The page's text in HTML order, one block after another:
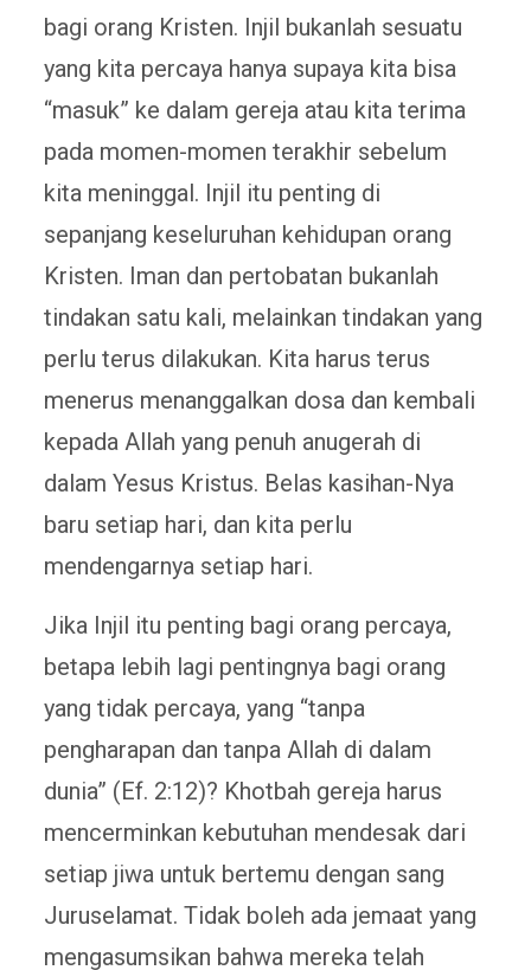
bagi orang Kristen. Injil bukanlah sesuatu
yang kita percaya hanya supaya kita bisa
“masuk” ke dalam gereja atau kita terima
pada momen-momen terakhir sebelum
kita meninggal. Injil itu penting di
sepanjang keseluruhan kehidupan orang
Kristen. Iman dan pertobatan bukanlah
tindakan satu kali, melainkan tindakan yang
perlu terus dilakukan. Kita harus terus
menerus menanggalkan dosa dan kembali
kepada Allah yang penuh anugerah di
dalam Yesus Kristus. Belas kasihan-Nya
baru setiap hari, dan kita perlu
mendengarnya setiap hari.
Jika Injil itu penting bagi orang percaya,
betapa lebih lagi pentingnya bagi orang
yang tidak percaya, yang “tanpa
pengharapan dan tanpa Allah di dalam
dunia” (Ef. 2:12)? Khotbah gereja harus
mencerminkan kebutuhan mendesak dari
setiap jiwa untuk bertemu dengan sang
Juruselamat. Tidak boleh ada jemaat yang
mengasumsikan bahwa mereka telah